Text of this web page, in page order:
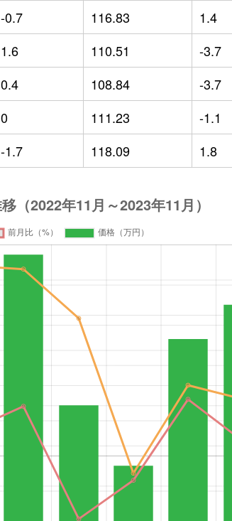
-0.7 116.83 1.4
1.6 110.51 -3.7
0.4 108.84 -3.7
0 111.23 -1.1
-1.7 118.09 1.8